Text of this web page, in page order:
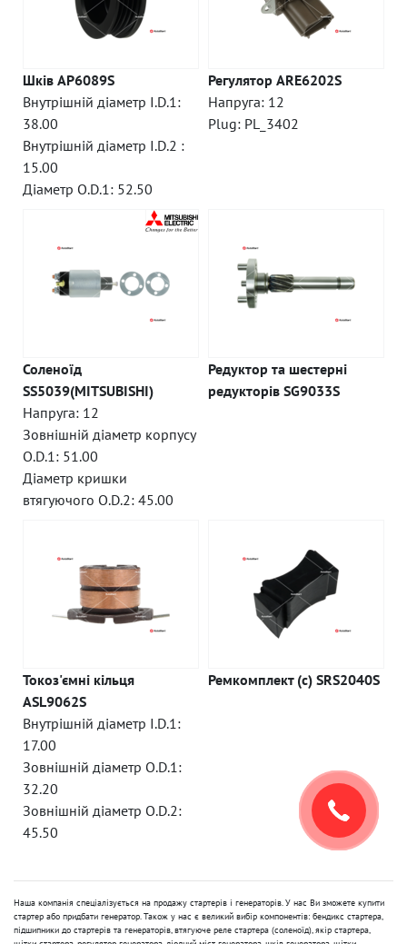
Шків AP6089S
Внутрішній діаметр I.D.1:
38.00
Внутрішній діаметр I.D.2 :
15.00
Діаметр O.D.1: 52.50
Регулятор ARE6202S
Напруга: 12
Plug: PL_3402
Соленоїд
SS5039(MITSUBISHI)
Напруга: 12
Зовнішній діаметр корпусу
O.D.1: 51.00
Діаметр кришки
втягуючого O.D.2: 45.00
Редуктор та шестерні
редукторів SG9033S
Токоз'ємні кільця
ASL9062S
Внутрішній діаметр I.D.1:
17.00
Зовнішній діаметр O.D.1:
32.20
Зовнішній діаметр O.D.2:
45.50
Ремкомплект (c) SRS2040S
Наша компанія спеціалізується на продажу стартерів і генераторів. У нас Ви зможете купити
стартер або придбати генератор. Також у нас є великий вибір компонентів: бендикс стартера,
підшипники до стартерів та генераторів, втягуюче реле стартера (соленоїд), якір стартера,